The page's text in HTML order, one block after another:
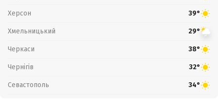
Херсон 39°
Хмельницький 29°
Черкаси 38°
Чернігів 32°
Севастополь 34°